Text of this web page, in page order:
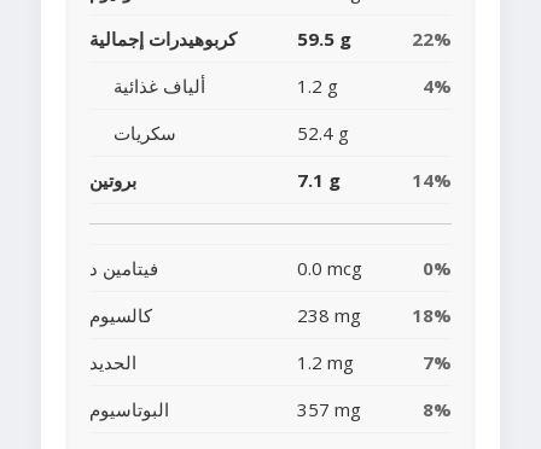
كربوهيدرات إجمالية
59.5 g
22%
ألياف غذائية
1.2 g
4%
سكريات
52.4 g
بروتين
7.1 g 14%
فيتامين د 0.0 mcg
0%
كالسيوم
238 mg
18%
الحديد
1.2 mg
7%
البوتاسيوم
357 mg 8%